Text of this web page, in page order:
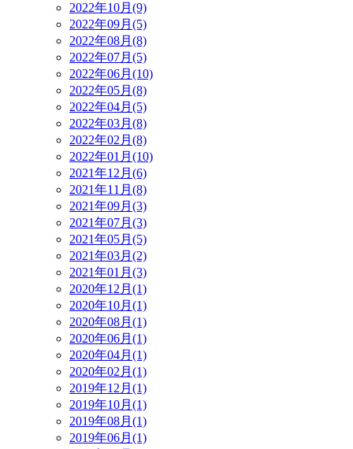
2022年10月(9)
2022年09月(5)
2022年08月(8)
2022年07月(5)
2022年06月(10)
2022年05月(8)
2022年04月(5)
2022年03月(8)
2022年02月(8)
2022年01月(10)
2021年12月(6)
2021年11月(8)
2021年09月(3)
2021年07月(3)
2021年05月(5)
2021年03月(2)
2021年01月(3)
2020年12月(1)
2020年10月(1)
2020年08月(1)
2020年06月(1)
2020年04月(1)
2020年02月(1)
2019年12月(1)
2019年10月(1)
2019年08月(1)
2019年06月(1)